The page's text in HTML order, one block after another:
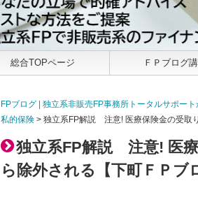
総合TOPページ ＦＰブログ
FPブログ | 独立系非販売FP事務所トータルサポー
私的保険 > 独立系FP解説 注意! 医療保険金の受取
独立系FP解説 注意! 医
ら除外される【下町ＦＰブ